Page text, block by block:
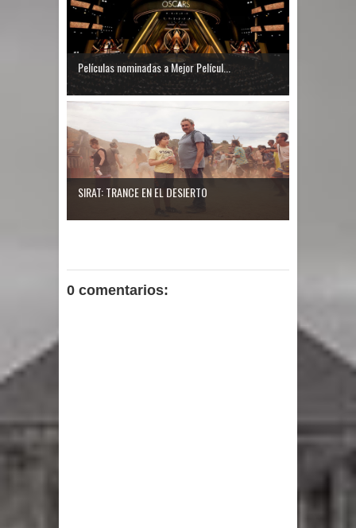
Películas nominadas a Mejor Películ...
SIRAT: TRANCE EN EL DESIERTO
0 comentarios: